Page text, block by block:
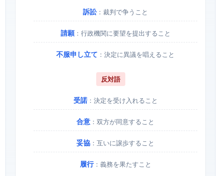
訴訟：裁判で争うこと
請願：行政機関に要望を提出すること
不服申し立て ：決定に異議を唱えること
反対語
受諾：決定を受け入れること
合意 ：双方が同意すること
妥協 ：互いに譲歩すること
履行：義務を果たすこと